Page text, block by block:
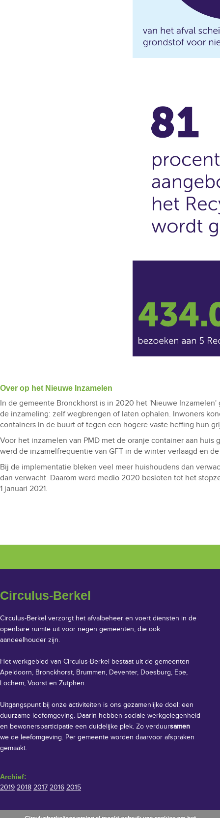
Over op het Nieuwe Inzamelen
In de gemeente Bronckhorst is in 2020 het 'Nieuwe
de inzameling: zelf wegbrengen of laten ophalen. Inwoners
containers in de buurt of tegen een hogere vaste heffing hun
Voor het inzamelen van PMD met de oranje container aan
werd de inzamelfrequentie van GFT in de winter verlaagd en
Bij de implementatie bleken veel meer huishoudens dan
dan verwacht. Daarom werd medio 2020 besloten tot het
1 januari 2021.
Circulus-Berkel
Circulus-Berkel verzorgt het afvalbeheer en voert diensten in de
openbare ruimte uit voor negen gemeenten, die ook
aandeelhouder zijn.
Het werkgebied van Circulus-Berkel bestaat uit de gemeenten
Apeldoorn, Bronckhorst, Brummen, Deventer, Doesburg, Epe,
Lochem, Voorst en Zutphen.
Uitgangspunt bij onze activiteiten is ons gezamenlijke doel: een
duurzame leefomgeving. Daarin hebben sociale werkgelegenheid
en bewonersparticipatie een duidelijke plek. Zo verduursamen
we de leefomgeving. Per gemeente worden daarvoor afspraken
gemaakt.
Archief:
2019 2018 2017 2016 2015